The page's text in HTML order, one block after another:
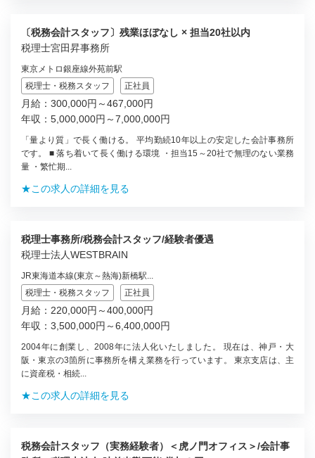
〔税務会計スタッフ〕残業ほぼなし × 担当20社以内
税理士宮田昇事務所
東京メトロ銀座線外苑前駅
税理士・税務スタッフ
正社員
月給：300,000円～467,000円
年収：5,000,000円～7,000,000円
「量より質」で長く働ける。 平均勤続10年以上の安定した会計事務所
です。 ■ 落ち着いて長く働ける環境 ・担当15～20社で無理のない業務
量 ・繁忙期...
★この求人の詳細を見る
税理士事務所/税務会計スタッフ/経験者優遇
税理士法人WESTBRAIN
JR東海道本線(東京～熱海)新橋駅...
税理士・税務スタッフ
正社員
月給：220,000円～400,000円
年収：3,500,000円～6,400,000円
2004年に創業し、2008年に法人化いたしました。 現在は、神戸・大
阪・東京の3箇所に事務所を構え業務を行っています。 東京支店は、主
に資産税・相続...
★この求人の詳細を見る
税務会計スタッフ（実務経験者）＜虎ノ門オフィス＞/会計事